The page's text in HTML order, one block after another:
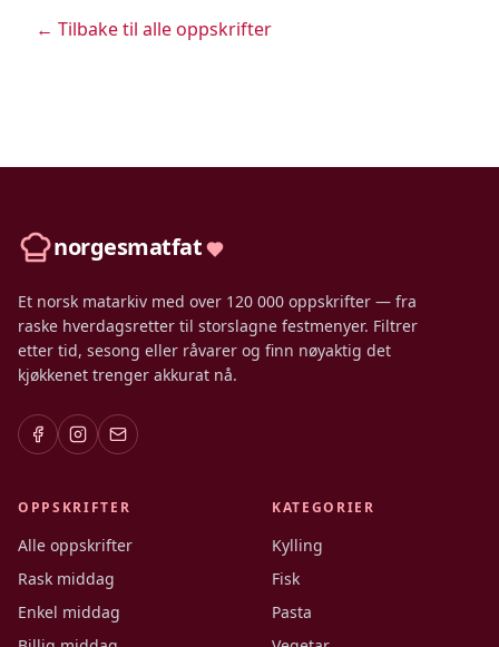
← Tilbake til alle oppskrifter
norgesmatfat
Et norsk matarkiv med over 120 000 oppskrifter — fra
raske hverdagsretter til storslagne festmenyer. Filtrer
etter tid, sesong eller råvarer og finn nøyaktig det
kjøkkenet trenger akkurat nå.
OPPSKRIFTER
Alle oppskrifter
Rask middag
Enkel middag
KATEGORIER
Kylling
Fisk
Pasta